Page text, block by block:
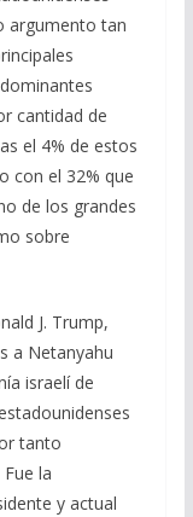
argumento tan
cantidad de
el 4% de estos
con el 32% que
de los grandes
sobre
J. Trump,
a Netanyahu
israelí de
tanto
la
y actual